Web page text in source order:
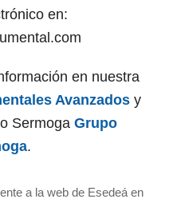
en:
en nuestra
Avanzados y
Sermoga Grupo
.
a la web de Esedeá en